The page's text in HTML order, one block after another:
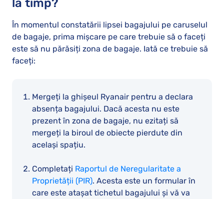
la timp?
În momentul constatării lipsei bagajului pe caruselul
de bagaje, prima mișcare pe care trebuie să o faceți
este să nu părăsiți zona de bagaje. Iată ce trebuie să
faceți:
Mergeți la ghișeul Ryanair pentru a declara
absența bagajului. Dacă acesta nu este
prezent în zona de bagaje, nu ezitați să
mergeți la biroul de obiecte pierdute din
același spațiu.
Completați Raportul de Neregularitate a
Proprietății (PIR). Acesta este un formular în
care este atașat tichetul bagajului și vă va